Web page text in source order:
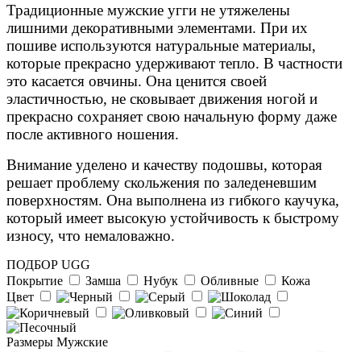
Традиционные мужские угги не утяжелены
лишними декоративными элементами. При их
пошиве используются натуральные материалы,
которые прекрасно удерживают тепло. В частности
это касается овчины. Она ценится своей
эластичностью, не сковывает движения ногой и
прекрасно сохраняет свою начальную форму даже
после активного ношения.
Внимание уделено и качеству подошвы, которая
решает проблему скольжения по заледеневшим
поверхностям. Она выполнена из гибкого каучука,
который имеет высокую устойчивость к быстрому
износу, что немаловажно.
ПОДБОР UGG
Покрытие
Замша Нубук Обливные
Кожа
Цвет
Размеры Мужские